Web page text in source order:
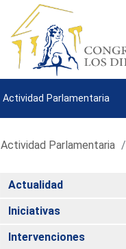
Actividad Parlamentaria
Actividad Parlamentaria
Actualidad
Iniciativas
Intervenciones